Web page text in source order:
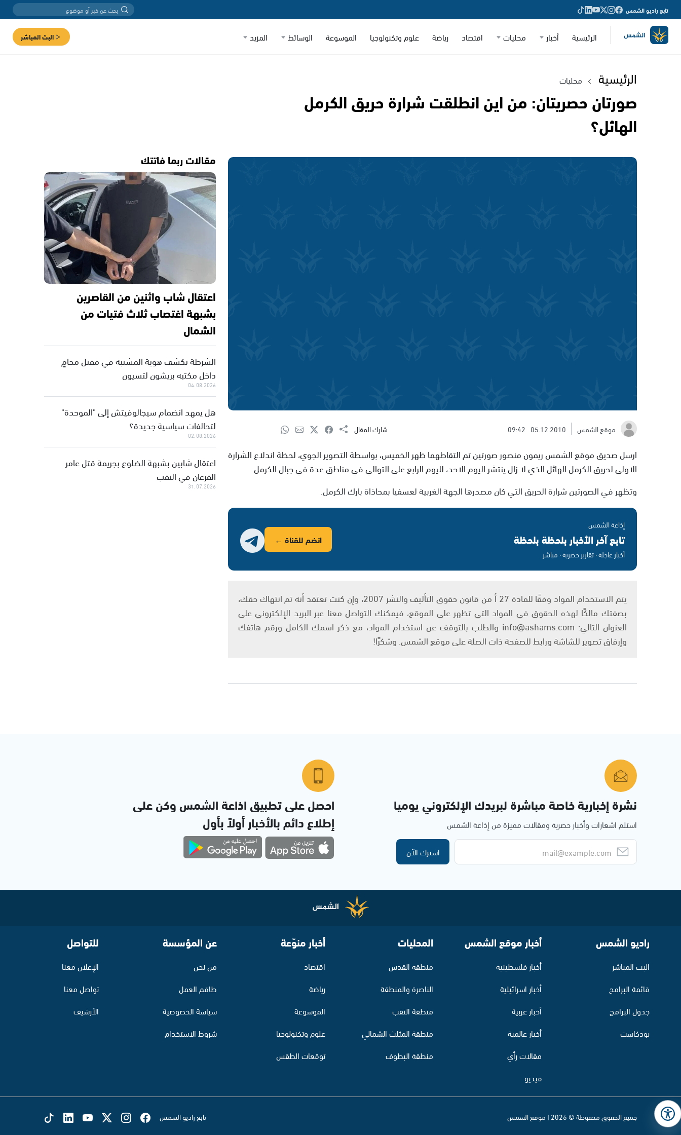
تابع راديو الشمس
الرئيسية أخبار محليات اقتصاد رياضة علوم وتكنولوجيا الموسوعة الوسائط المزيد البث المباشر
الرئيسية محليات
صورتان حصريتان: من اين انطلقت شرارة حريق الكرمل
الهائل؟
موقع الشمس 05.12.2010
09:42 شارك المقال
ارسل صديق موقع الشمس ريمون منصور صورتين تم التقاطهما ظهر الخميس، بواسطة التصوير الجوي، لحظة اندلاع الشرارة
الاولى لحريق الكرمل الهائل الذي لا زال ينتشر اليوم الاحد، لليوم الرابع على التوالي في مناطق عدة في جبال الكرمل.
وتظهر في الصورتين شرارة الحريق التي كان مصدرها الجهة الغربية لعسفيا بمحاذاة بارك الكرمل.
إذاعة الشمس
تابع آخر الأخبار بلحظة بلحظة
أخبار عاجلة · تقارير حصرية · مباشر
انضم للقناة ←
يتم الاستخدام المواد وفقًا للمادة 27 أ من قانون حقوق التأليف والنشر 2007، وإن كنت تعتقد أنه تم انتهاك حقك،
بصفتك مالكًا لهذه الحقوق في المواد التي تظهر على الموقع، فيمكنك التواصل معنا عبر البريد الإلكتروني على
العنوان التالي: info@ashams.com والطلب بالتوقف عن استخدام المواد، مع ذكر اسمك الكامل ورقم هاتفك
وإرفاق تصوير للشاشة ورابط للصفحة ذات الصلة على موقع الشمس. وشكرًا!
مقالات ربما فاتتك
اعتقال شاب واثنين من القاصرين
بشبهة اغتصاب ثلاث فتيات من
الشمال
الشرطة تكشف هوية المشتبه في مقتل محامٍ
داخل مكتبه بريشون لتسيون
04.08.2026
هل يمهد انضمام سيجالوفيتش إلى "الموحدة"
لتحالفات سياسية جديدة؟
02.08.2026
اعتقال شابين بشبهة الضلوع بجريمة قتل عامر
القرعان في النقب
31.07.2026
نشرة إخبارية خاصة مباشرة لبريدك الإلكتروني يوميا
استلم اشعارات وأخبار حصرية ومقالات مميزة من إذاعة الشمس
اشترك الآن
احصل على تطبيق اذاعة الشمس وكن على
إطلاع دائم بالأخبار أولاً بأول
راديو الشمس
البث المباشر
قائمة البرامج
جدول البرامج
بودكاست
أخبار موقع الشمس
أخبار فلسطينية
أخبار اسرائيلية
أخبار عربية
أخبار عالمية
مقالات رأي
فيديو
المحليات
منطقة القدس
الناصرة والمنطقة
منطقة النقب
منطقة المثلث الشمالي
منطقة البطوف
أخبار منوّعة
اقتصاد
رياضة
الموسوعة
علوم وتكنولوجيا
توقعات الطقس
عن المؤسسة
من نحن
طاقم العمل
سياسة الخصوصية
شروط الاستخدام
للتواصل
الإعلان معنا
تواصل معنا
الأرشيف
جميع الحقوق محفوظة © 2026 | موقع الشمس تابع راديو الشمس